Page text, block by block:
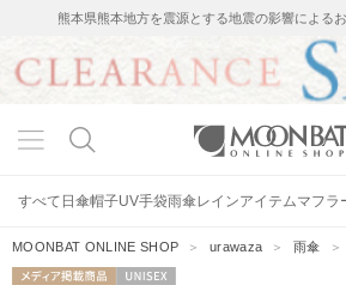
熊本県熊本地方を震源とする地震の影響による
すべて 日傘帽子UV手袋雨傘レインアイテムマフラ
MOONBAT ONLINE SHOP ＞urawaza ＞雨傘 ＞